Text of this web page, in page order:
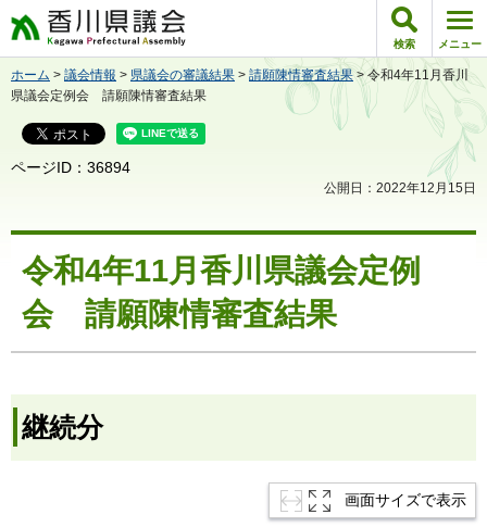
香川県議会 検索 メニュー
ホーム > 議会情報 > 県議会の審議結果 > 請願陳情審査結果 > 令和4年11月香川
県議会定例会 請願陳情審査結果
ページID：36894
公開日：2022年12月15日
令和4年11月香川県議会定例
会 請願陳情審査結果
継続分
画面サイズで表示